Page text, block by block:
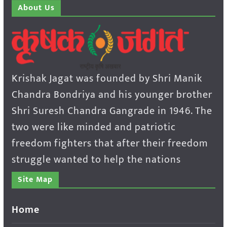
About Us
Krishak Jagat was founded by Shri Manik
Chandra Bondriya and his younger brother
Shri Suresh Chandra Gangrade in 1946. The
two were like minded and patriotic
freedom fighters that after their freedom
struggle wanted to help the nations
Site Map
Home